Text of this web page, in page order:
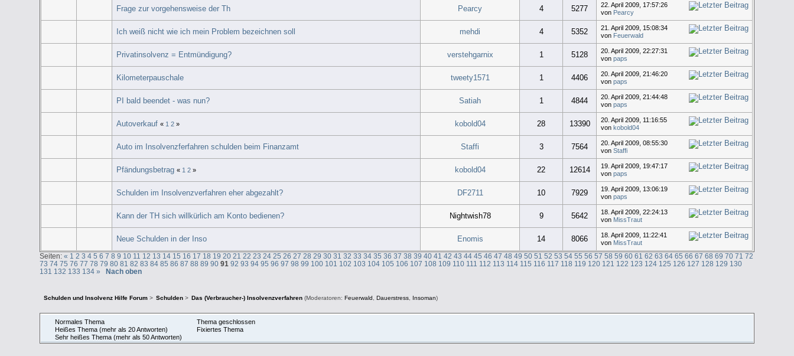
Frage zur vorgehensweise der Th Pearcy 4 5277
22. April 2009, 17:57:26
von Pearcy
Ich weiß nicht wie ich mein Problem bezeichnen soll mehdi 4 5352
21. April 2009, 15:08:34
von Feuerwald
Privatinsolvenz = Entmündigung? verstehgarnix 1 5128
20. April 2009, 22:27:31
von paps
Kilometerpauschale tweety1571 1 4406
20. April 2009, 21:46:20
von paps
PI bald beendet - was nun? Satiah 1 4844
20. April 2009, 21:44:48
von paps
Autoverkauf « 1 2» kobold04 28 13390
20. April 2009, 11:16:55
von kobold04
Auto im Insolvenzferfahren schulden beim Finanzamt Staffi 3 7564
20. April 2009, 08:55:30
von Staffi
Pfändungsbetrag « 1 2» kobold04 22 12614
19. April 2009, 19:47:17
von paps
Schulden im Insolvenzverfahren eher abgezahlt? DF2711 10 7929
19. April 2009, 13:06:19
von paps
Kann der TH sich willkürlich am Konto bedienen? Nightwish78 9 5642
18. April 2009, 22:24:13
von MissTraut
Neue Schulden in der Inso Enomis 14 8066
18. April 2009, 11:22:41
von MissTraut
Seiten:« 1 2 3 4 5 6 7 8 9 10 11 12 13 14 15 16 17 18 19 20 21 22 23 24 25 26 27 28 29 30 31 32 33 34 35 36 37 38 39 40 41 42 43 44 45 46 47 48 49 50 51 52 53 54 55 56 57 58 59 60 61 62 63 64 65 66 67 68 69 70 71 72
73 74 75 76 77 78 79 80 81 82 83 84 85 86 87 88 89 90 91 92 93 94 95 96 97 98 99 100 101 102 103 104 105 106 107 108 109 110 111 112 113 114 115 116 117 118 119 120 121 122 123 124 125 126 127 128 129 130
131 132 133 134 » Nach oben
Schulden und Insolvenz Hilfe Forum> Schulden> Das (Verbraucher-) Insolvenzverfahren(Moderatoren: Feuerwald Dauerstress, Insoman)
Normales Thema
Heißes Thema (mehr als 20 Antworten)
Sehr heißes Thema (mehr als 50 Antworten)
Thema geschlossen
Fixiertes Thema